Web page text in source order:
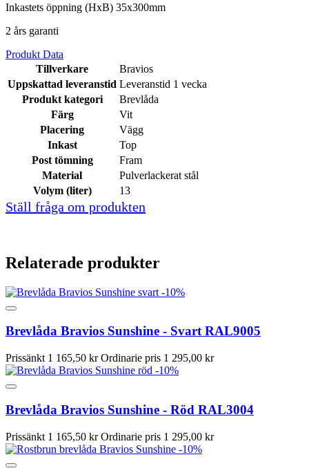
Inkastets öppning (HxB) 35x300mm
2 års garanti
Produkt Data
Tillverkare
Bravios
Uppskattad leveranstid Leveranstid 1 vecka
Produkt kategori
Brevlåda
Färg
Vit
Placering
Vägg
Inkast
Top
Post tömning
Fram
Material
Pulverlackerat stål
Volym (liter)
13
Ställ fråga om produkten
Relaterade produkter
-10%
Brevlåda Bravios Sunshine - Svart RAL9005
Prissänkt 1 165,50 kr Ordinarie pris 1 295,00 kr
-10%
Brevlåda Bravios Sunshine - Röd RAL3004
Prissänkt 1 165,50 kr Ordinarie pris 1 295,00 kr
-10%